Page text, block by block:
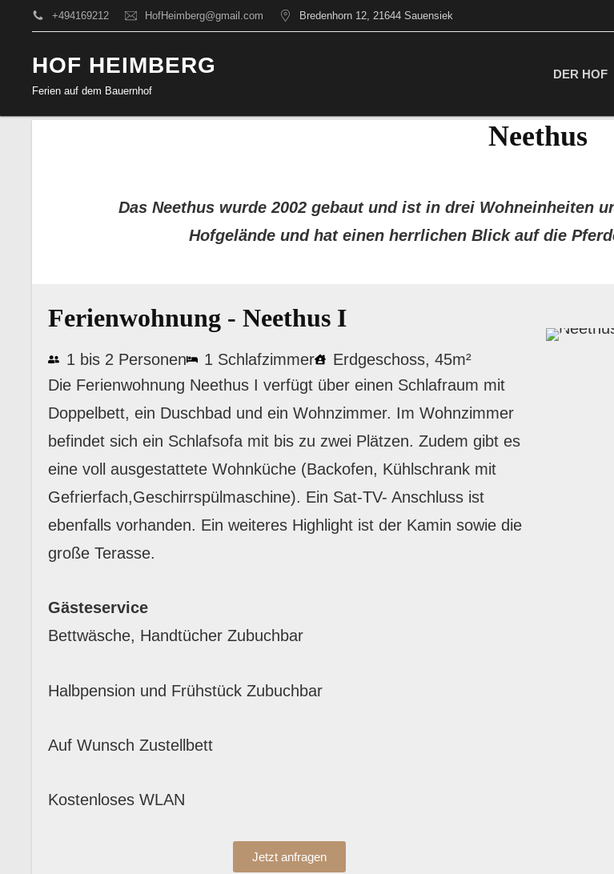
+494169212 HofHeimberg@gmail.com Bredenhorn 12, 21644 Sauensiek
HOF HEIMBERG
Ferien auf dem Bauernhof
DER HOF
Neethus
Das Neethus wurde 2002 gebaut und ist in drei Wohneinheiten
Hofgelände und hat einen herrlichen Blick auf die
Ferienwohnung - Neethus I
1 bis 2 Personen 1 Schlafzimmer
Erdgeschoss, 45m²
Die Ferienwohnung Neethus I verfügt über einen Schlafraum mit
Doppelbett, ein Duschbad und ein Wohnzimmer. Im Wohnzimmer
befindet sich ein Schlafsofa mit bis zu zwei Plätzen. Zudem gibt es
eine voll ausgestattete Wohnküche (Backofen, Kühlschrank mit
Gefrierfach,Geschirrspülmaschine). Ein Sat-TV- Anschluss ist
ebenfalls vorhanden. Ein weiteres Highlight ist der Kamin sowie die
große Terasse.
Gästeservice
Bettwäsche, Handtücher Zubuchbar
Halbpension und Frühstück Zubuchbar
Auf Wunsch Zustellbett
Kostenloses WLAN
Jetzt anfragen